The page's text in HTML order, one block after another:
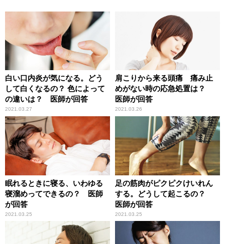
白い口内炎が気になる。どう
して白くなるの？ 色によって
の違いは？ 医師が回答
2021.03.27
肩こりから来る頭痛 痛み止
めがない時の応急処置は？
医師が回答
2021.03.26
眠れるときに寝る、いわゆる
寝溜めってできるの？ 医師
が回答
2021.03.25
足の筋肉がピクピクけいれん
する。どうして起こるの？
医師が回答
2021.03.25